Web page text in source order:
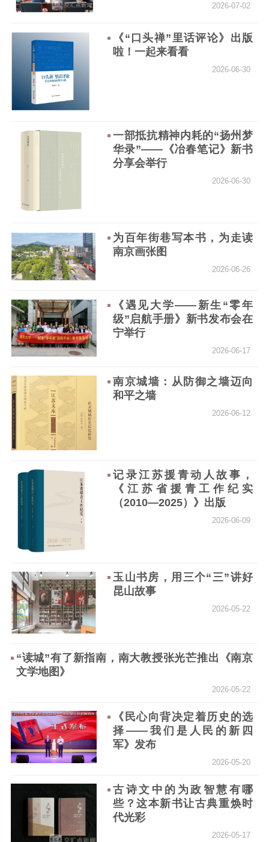
思想政治教育 爱国主义教育
全民国防教育
红色资源保护利
扫黄打非
电影工作
党建要闻 学习在线
紫金人才 职称评审
数据资源
新时代公民素养
提升资源库
新闻出版
政务服务
作品著作权
科研创新
服务管理平台
统计分析
审读服务
案管理系统
理论宣讲
共建共享平台
政工继续教育学
习平台
2026-07-02
《“口头禅”里话评论》出版
啦！一起来看看
2026-06-30
一部抵抗精神内耗的“扬州梦
华录”——《冶春笔记》新书
分享会举行
2026-06-30
为百年街巷写本书，为走读
南京画张图
2026-06-26
《遇见大学——新生“零年
级”启航手册》新书发布会在
宁举行
2026-06-17
南京城墙：从防御之墙迈向
和平之墙
2026-06-12
记录江苏援青动人故事，
《江苏省援青工作纪实
（2010—2025）》出版
2026-06-09
玉山书房，用三个“三”讲好
昆山故事
2026-05-22
“读城”有了新指南，南大教授张光芒推出《南京
文学地图》
2026-05-22
《民心向背决定着历史的选
择——我们是人民的新四
军》发布
2026-05-20
古诗文中的为政智慧有哪
些？这本新书让古典重焕时
代光彩
2026-05-17